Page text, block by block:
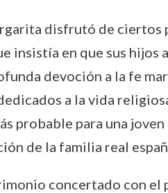
disfrutó de ciertos
insistía en que sus
devoción a la fe
a la vida
probable para una
de la familia real
concertado con